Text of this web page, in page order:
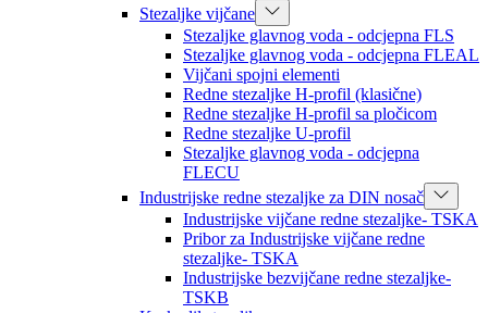
Stezaljke vijčane
Stezaljke glavnog voda - odcjepna FLS
Stezaljke glavnog voda - odcjepna FLEAL
Vijčani spojni elementi
Redne stezaljke H-profil (klasične)
Redne stezaljke H-profil sa pločicom
Redne stezaljke U-profil
Stezaljke glavnog voda - odcjepna
FLECU
Industrijske redne stezaljke za DIN nosač
Industrijske vijčane redne stezaljke- TSKA
Pribor za Industrijske vijčane redne
stezaljke- TSKA
Industrijske bezvijčane redne stezaljke-
TSKB